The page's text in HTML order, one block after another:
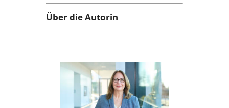
Über die Autorin